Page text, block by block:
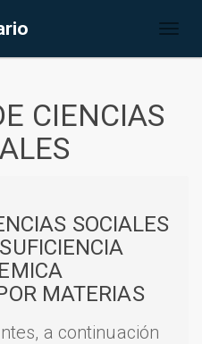
CIENCIAS
SOCIALES
MATERIAS
a continuación